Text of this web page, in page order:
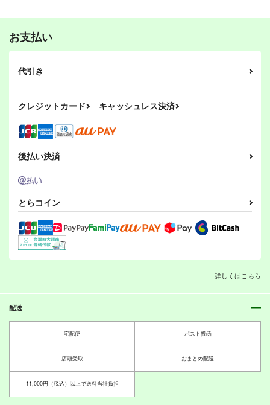
カート カート カート
バルチャー トゥ ワイ
バーン
倉持図鑑
880円（税込）
オリジナル
フレームアームズ
440円（税込）
戦姫絶唱シンフォギア
550円（税込）
Fate/Grand Order
バルチャーズ
倉持図鑑
1,100円
作品詳細
模型(オリジナルキッ
作品詳細
330
作品詳細
倉持図鑑
440円
バーチャロン
サンプル
作品詳細
倉持図鑑
サンプル
作品詳細
玩具(カプセルトイ)が
220円（税込）
換装少女
サンプル
作品詳細
お支払い
代引き
クレジットカード キャッシュレス決済
後払い決済
とらコイン
詳しくはこちら
配送
宅配便 ポスト投函
店頭受取 おまとめ配送
11,000円（税込）以上で送料当社負担